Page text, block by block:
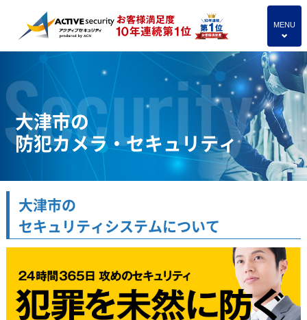
MENU
4
大津市の
防犯カメラ・セキュリティ
大津市の
セキュリティシステムについて